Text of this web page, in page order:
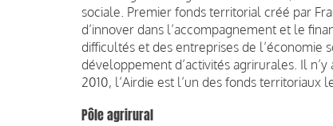
sociale. Premier fonds territorial créé par
d’innover dans l’accompagnement et le
difficultés et des entreprises de l’économie
développement d’activités agrirurales. Il
2010, l’Airdie est l’un des fonds territoriaux
Pôle agrirural